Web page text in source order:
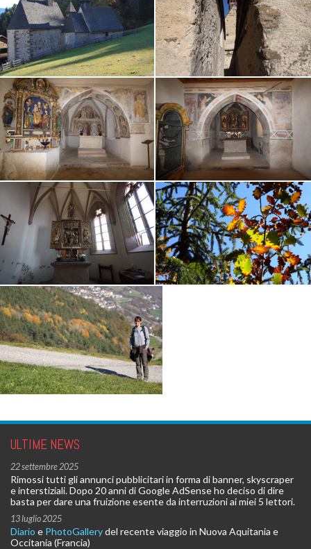
ULTIME NEWS
22 settembre 2025
Rimossi tutti gli annunci pubblicitari in forma di banner, skyscraper
e interstiziali. Dopo 20 anni di Google AdSense ho deciso di dire
basta per dare una fruizione esente da interruzioni ai miei 5 lettori.
13 luglio 2025
Diario e PhotoGallerydel recente viaggio in Nuova Aquitania e
Occitania (Francia)